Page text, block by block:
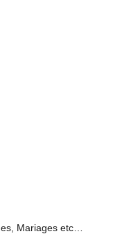
Mariages etc…